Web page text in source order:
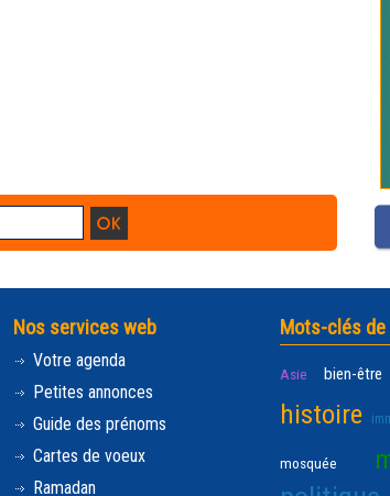
Nos services web
Votre agenda
Petites annonces
Guide des prénoms
Cartes de voeux
Ramadan
Mots-clés de
Asie bien-être
histoire
mosquée